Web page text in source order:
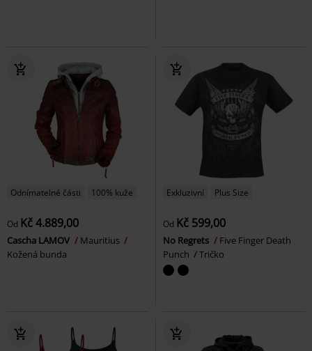
Odnímatelné části 100% kuže
Od Kč 4.889,00
Cascha LAMOV
Mauritius
Kožená bunda
Exkluzivní Plus Size
Od Kč 599,00
No Regrets
Five Finger Death
Punch
Tričko